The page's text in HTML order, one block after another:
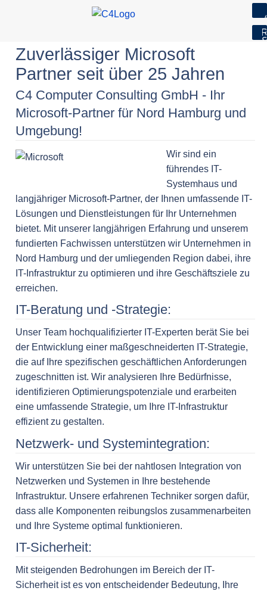
Skip
content
Zuverlässiger Microsoft
Partner seit über 25 Jahren
C4 Computer Consulting GmbH - Ihr
Microsoft-Partner für Nord Hamburg und
Umgebung!
Wir sind ein
führendes IT-
Systemhaus und
langjähriger Microsoft-Partner, der Ihnen umfassende IT-
Lösungen und Dienstleistungen für Ihr Unternehmen
bietet. Mit unserer langjährigen Erfahrung und unserem
fundierten Fachwissen unterstützen wir Unternehmen in
Nord Hamburg und der umliegenden Region dabei, ihre
IT-Infrastruktur zu optimieren und ihre Geschäftsziele zu
erreichen.
IT-Beratung und -Strategie:
Unser Team hochqualifizierter IT-Experten berät Sie bei
der Entwicklung einer maßgeschneiderten IT-Strategie,
die auf Ihre spezifischen geschäftlichen Anforderungen
zugeschnitten ist. Wir analysieren Ihre Bedürfnisse,
identifizieren Optimierungspotenziale und erarbeiten
eine umfassende Strategie, um Ihre IT-Infrastruktur
effizient zu gestalten.
Netzwerk- und Systemintegration:
Wir unterstützen Sie bei der nahtlosen Integration von
Netzwerken und Systemen in Ihre bestehende
Infrastruktur. Unsere erfahrenen Techniker sorgen dafür,
dass alle Komponenten reibungslos zusammenarbeiten
und Ihre Systeme optimal funktionieren.
IT-Sicherheit:
Mit steigenden Bedrohungen im Bereich der IT-
Sicherheit ist es von entscheidender Bedeutung, Ihre